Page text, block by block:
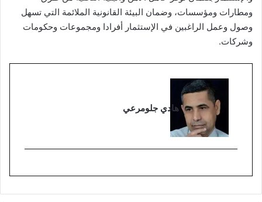
ومطارات ومؤسسات، وضمان البيئة القانونية الملائمة التي تسهل
وصول وعمل الراغبين في الإستثمار أفرادا ومجموعات وحكومات
وشركات.
هادي جلومرعي